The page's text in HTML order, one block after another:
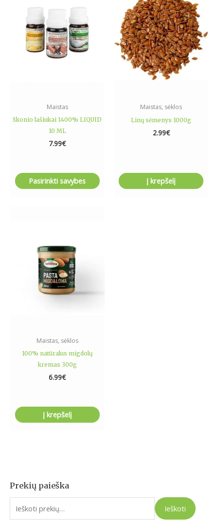
Prekių paieška
I
e
Ieškoti
Maistas
Skonio lašiukai 1400% LIQUID
10 ML
7.99€
Pasirinkti savybes
multiple
variants.
The
options
may
page
Maistas, sėklos
Linų sėmenys 1000g
2.99€
Į krepšelį
Maistas, sėklos
100% natūralus migdolų
kremas 300g
6.99€
Į krepšelį